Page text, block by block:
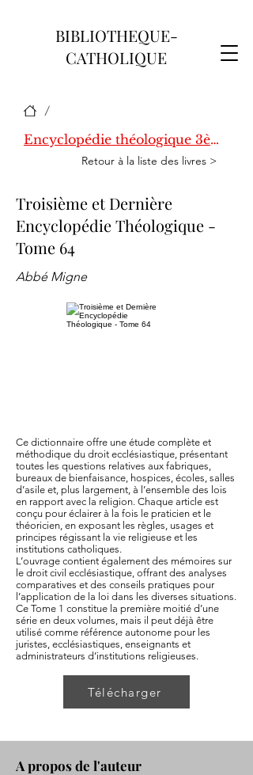
BIBLIOTHEQUE-
CATHOLIQUE
/
Encyclopédie théologique 3ème série
Retour à la liste des livres >
Troisième et Dernière
Encyclopédie Théologique -
Tome 64
Abbé Migne
Ce dictionnaire offre une étude complète et
méthodique du droit ecclésiastique, présentant
toutes les questions relatives aux fabriques,
bureaux de bienfaisance, hospices, écoles, salles
d’asile et, plus largement, à l’ensemble des lois
en rapport avec la religion. Chaque article est
conçu pour éclairer à la fois le praticien et le
théoricien, en exposant les règles, usages et
principes régissant la vie religieuse et les
institutions catholiques.
L’ouvrage contient également des mémoires sur
le droit civil ecclésiastique, offrant des analyses
comparatives et des conseils pratiques pour
l’application de la loi dans les diverses situations.
Ce Tome 1 constitue la première moitié d’une
série en deux volumes, mais il peut déjà être
utilisé comme référence autonome pour les
juristes, ecclésiastiques, enseignants et
administrateurs d’institutions religieuses.
Télécharger
A propos de l'auteur